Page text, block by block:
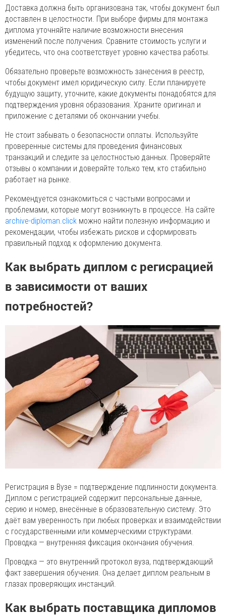
Доставка должна быть организована так, чтобы документ был
доставлен в целостности. При выборе фирмы для монтажа
диплома уточняйте наличие возможности внесения
изменений после получения. Сравните стоимость услуги и
убедитесь, что она соответствует уровню качества работы.
Обязательно проверьте возможность занесения в реестр,
чтобы документ имел юридическую силу. Если планируете
будущую защиту, уточните, какие документы понадобятся для
подтверждения уровня образования. Храните оригинал и
приложение с деталями об окончании учебы.
Не стоит забывать о безопасности оплаты. Используйте
проверенные системы для проведения финансовых
транзакций и следите за целостностью данных. Проверяйте
отзывы о компании и доверяйте только тем, кто стабильно
работает на рынке.
Рекомендуется ознакомиться с частыми вопросами и
проблемами, которые могут возникнуть в процессе. На сайте
archive-diploman.click можно найти полезную информацию и
рекомендации, чтобы избежать рисков и сформировать
правильный подход к оформлению документа.
Как выбрать диплом с регисрацией
в зависимости от ваших
потребностей?
Регистрация в Вузе = подтверждение подлинности документа.
Диплом с регистрацией содержит персональные данные,
серию и номер, внесённые в образовательную систему. Это
даёт вам уверенность при любых проверках и взаимодействии
с государственными или коммерческими структурами.
Проводка — внутренняя фиксация окончания обучения.
Проводка — это внутренний протокол вуза, подтверждающий
факт завершения обучения. Она делает диплом реальным в
глазах проверяющих инстанций.
Как выбрать поставщика дипломов